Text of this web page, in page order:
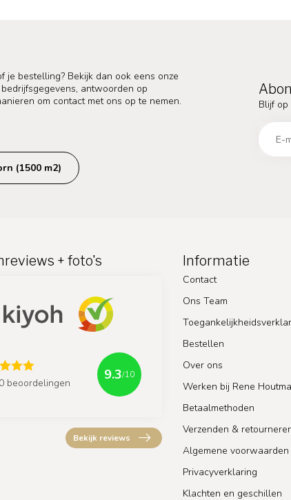
je bestelling? Bekijk dan ook eens onze
antwoorden op
om contact met ons op te nemen.
(1500 m2)
Blijf
+ foto's
beoordelingen
9.3/10
Bekijk reviews
Informatie
Contact
Ons Team
Bestellen
Over ons
Werken bij Rene
Betaalmethoden
Verzenden &
Algemene voorwaarden
Privacyverklaring
Klachten en geschillen